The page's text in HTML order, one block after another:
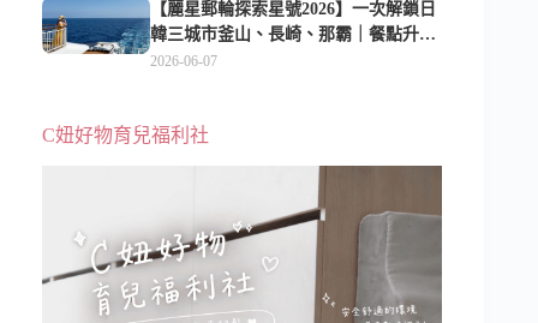
【麗星郵輪探索星號2026】一次解鎖日
韓三城市釜山、長崎、那霸｜餐點升
級、表演更新、船上慶生超難忘
2026-06-07
C妞好物育兒福利社